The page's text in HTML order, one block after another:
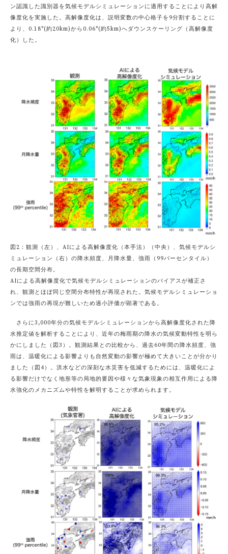
ン認識した識別器を気候モデルシミュレーションに適用することにより高解
像度化を実施した。高解像度化は、説明変数の中心格子を9分割することに
より、0.18°(約20km)から0.06°(約5km)へダウンスケーリング（高解像度
化）した。
図2：観測（左）、AIによる高解像度化（本手法）（中央）、気候モデルシ
ミュレーション（右）の降水頻度、月降水量、強雨（99パーセンタイル）
の長期空間分布。
AIによる高解像度化で気候モデルシミュレーションのバイアスが補正さ
れ、観測とほぼ同じ空間分布特性が再現された。気候モデルシミュレーショ
ンでは強雨の再現が難しいため過小評価が顕著である。
さらに3,000年分の気候モデルシミュレーションから高解像度化された降
水推定値を解析することにより、近年の梅雨期の降水の気候変動特性を明ら
かにしました（図3）。観測結果との比較から、過去60年間の降水頻度、強
雨は、温暖化による影響よりも自然変動の影響が極めて大きいことが分かり
ました（図4）。洪水などの深刻な水災害を低減するためには、温暖化によ
る影響だけでなく地形等の局地的要因や様々な気象現象の相互作用による降
水強化のメカニズムや特性を解明することが求められます。